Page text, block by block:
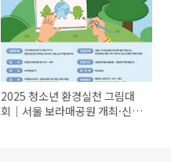
2025 청소년 환경실천 그림대
회｜서울 보라매공원 개최·신청